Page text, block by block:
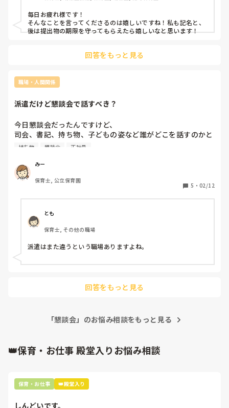
毎日お疲れ様です！
そんなことを言ってくださるのは嬉しいですね！私も記名と、
後は提出物の期限を守ってもらえたら嬉しいなと思います！
回答をもっと見る
職場・人間関係
派遣だけど懇談会で話すべき？
今日懇談会だったんですけど、
司会、書記、持ち物、子どもの姿など誰がどこを話すのかと
いう話になり、中々役割が決まらなくて。
中々立候補しなくて、私が立候補するの待ってたのかな…と
か後々になって考えてしまってます。
派遣でも話すべきだったんでしょうか…
持ち物 懇談会 正社員
みー
保育士, 公立保育園
5 ・ 02/12
とも
保育士, その他の職場
派遣はまた違うという職場ありますよね。
回答をもっと見る
「懇談会」のお悩み相談をもっと見る
👑保育・お仕事 殿堂入りお悩み相談
保育・お仕事 👑殿堂入り
しんどいです。